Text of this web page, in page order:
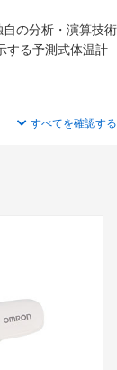
の分析・演算技術
する予測式体温計
すべてを確認する